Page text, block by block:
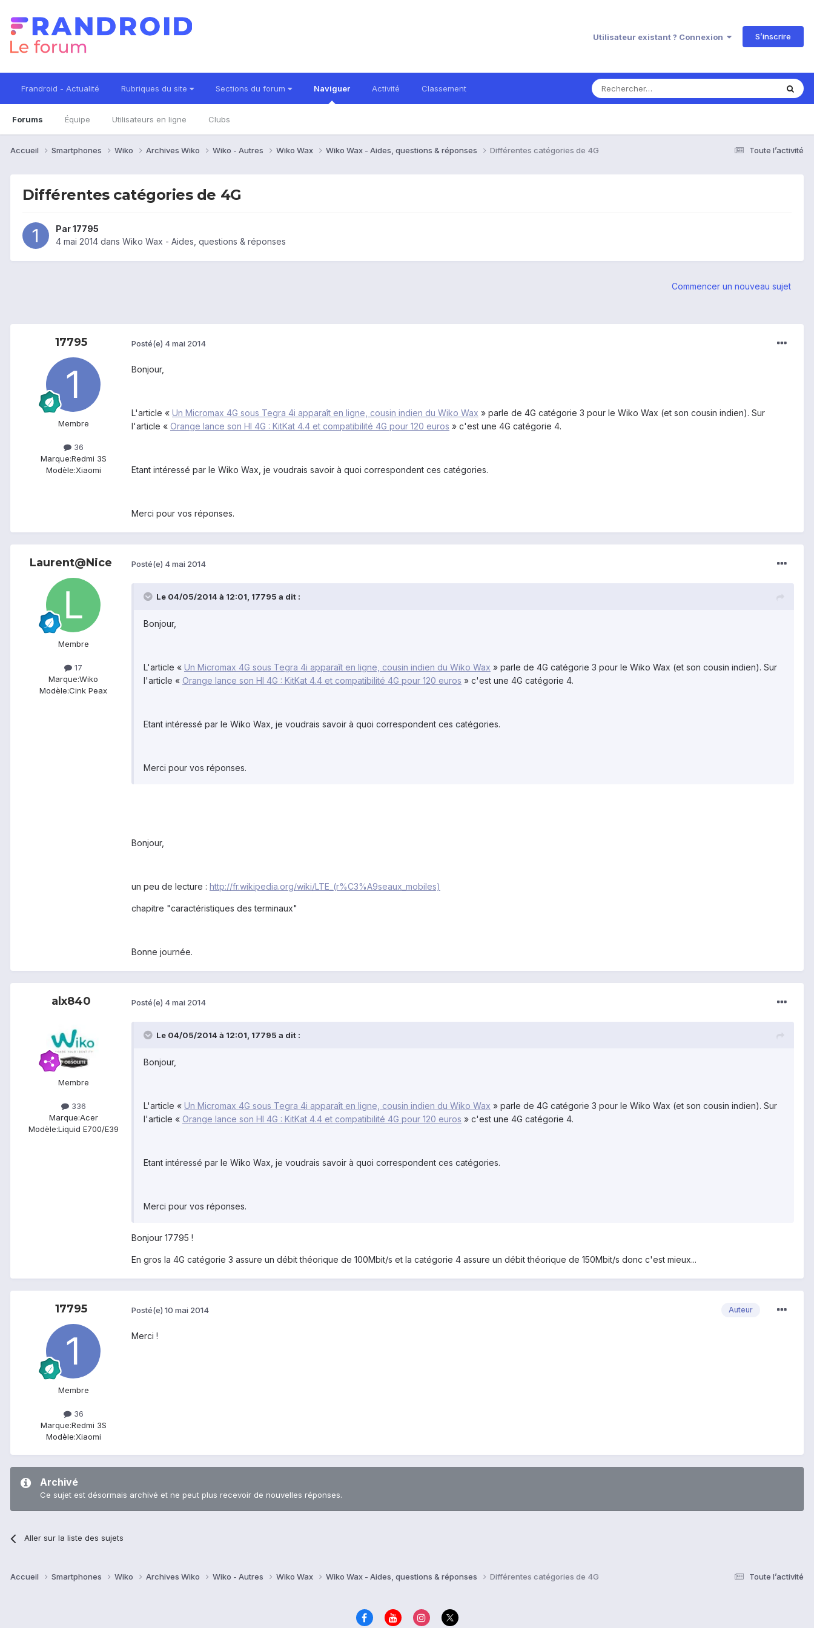
Utilisateur existant ? Connexion S’inscrire
Frandroid - Actualité Rubriques du site Sections du forum Naviguer
Forums Équipe Utilisateurs en ligne Clubs
Activité Classement
Toute l’activité
Accueil Smartphones Wiko Archives Wiko Wiko - Autres Wiko Wax Wiko Wax - Aides, questions & réponses Différentes catégories de 4G
Différentes catégories de 4G
Par17795
4 mai 2014 dans Wiko Wax - Aides, questions & réponses
Commencer un nouveau sujet
17795
Membre
36
Marque:Redmi 3S
Modèle:Xiaomi
Posté(e) 4 mai 2014
Bonjour,
L'article « Un Micromax 4G sous Tegra 4i apparaît en ligne, cousin indien du Wiko Wax » parle de 4G catégorie 3 pour le Wiko Wax (et son cousin indien). Sur
l'article « Orange lance son HI 4G : KitKat 4.4 et compatibilité 4G pour 120 euros » c'est une 4G catégorie 4.
Etant intéressé par le Wiko Wax, je voudrais savoir à quoi correspondent ces catégories.
Merci pour vos réponses.
Laurent@Nice
Membre
17
Marque:Wiko
Modèle:Cink Peax
Posté(e) 4 mai 2014
Le 04/05/2014 à 12:01, 17795 a dit :
Bonjour,
L'article « Un Micromax 4G sous Tegra 4i apparaît en ligne, cousin indien du Wiko Wax » parle de 4G catégorie 3 pour le Wiko Wax (et son cousin indien). Sur
l'article « Orange lance son HI 4G : KitKat 4.4 et compatibilité 4G pour 120 euros » c'est une 4G catégorie 4.
Etant intéressé par le Wiko Wax, je voudrais savoir à quoi correspondent ces catégories.
Merci pour vos réponses.
Bonjour,
un peu de lecture : http://fr.wikipedia.org/wiki/LTE_(r%C3%A9seaux_mobiles)
chapitre "caractéristiques des terminaux"
Bonne journée.
alx840
Membre
336
Marque:Acer
Modèle:Liquid E700/E39
Posté(e) 4 mai 2014
Le 04/05/2014 à 12:01, 17795 a dit :
Bonjour,
L'article « Un Micromax 4G sous Tegra 4i apparaît en ligne, cousin indien du Wiko Wax » parle de 4G catégorie 3 pour le Wiko Wax (et son cousin indien). Sur
l'article « Orange lance son HI 4G : KitKat 4.4 et compatibilité 4G pour 120 euros » c'est une 4G catégorie 4.
Etant intéressé par le Wiko Wax, je voudrais savoir à quoi correspondent ces catégories.
Merci pour vos réponses.
Bonjour 17795 !
En gros la 4G catégorie 3 assure un débit théorique de 100Mbit/s et la catégorie 4 assure un débit théorique de 150Mbit/s donc c'est mieux...
17795
Membre
36
Marque:Redmi 3S
Modèle:Xiaomi
Auteur
Posté(e) 10 mai 2014
Merci !
Archivé
Ce sujet est désormais archivé et ne peut plus recevoir de nouvelles réponses.
Aller sur la liste des sujets
Toute l’activité
Accueil Smartphones Wiko Archives Wiko Wiko - Autres Wiko Wax Wiko Wax - Aides, questions & réponses Différentes catégories de 4G